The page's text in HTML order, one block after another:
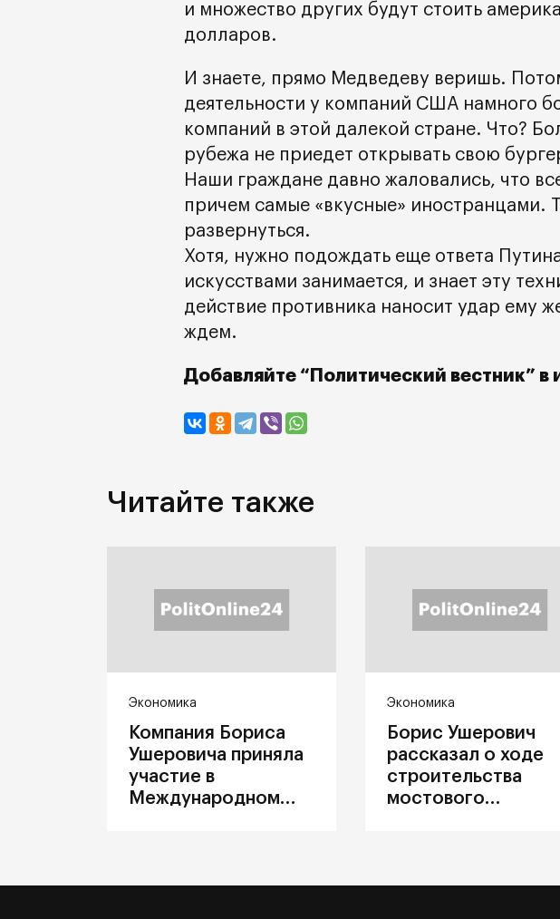
и множество других будут стоить
долларов.
И знаете, прямо Медведеву веришь.
деятельности у компаний США намного
компаний в этой далекой стране. Что?
рубежа не приедет открывать свою
Наши граждане давно жаловались, что
причем самые «вкусные» иностранцами.
развернуться.
Хотя, нужно подождать еще ответа
искусствами занимается, и знает эту
действие противника наносит удар ему
ждем.
Добавляйте “Политический вестник” в
Читайте также
Экономика
Компания Бориса
Ушеровича приняла
участие в
Международном
Экономика
Борис Ушерович
рассказал о ходе
строительства
мостового